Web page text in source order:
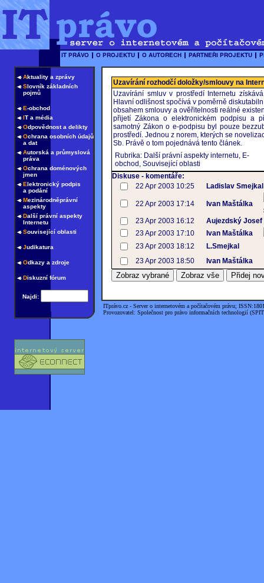
Aktuality a zprávy
Slovník základních
pojmů
E-obchod
IT a média
Odpovědnost a delikty
Ochrana osobních údajů
a dat
Autorská a průmyslová
práva
Ochrana doménových
jmen
Elektronický podpis
a podání
Mezinárodněprávní
aspekty
Další právní aspekty
Internetu
Související oblasti
Judikatura
Odkazy a zdroje
Diskuzní fórum
Najdi:
Uzavírání rozhodčí doložky/smlouvy na
Uzavírání smluv v prostředí Internetu
Hlavní odlišnost spočívá v poměrně
obsahem smlouvy a ověřitelnosti reálné
přijetí Zákona o elektronickém podpisu a
samotný Zákon o e-podpisu byl pouze
prostředí. Jednou z norem, kterých se
Sb. Právě o tom pojednává tento článek.
Rubrika: Další právní aspekty internetu, E-
obchod, Související oblasti
Diskuse - komentáře:
22 Apr 2003 10:25
Ladislav Smejkal
22 Apr 2003 17:14 Ivan Maštálka
23 Apr 2003 16:12
Aujezdský Josef
23 Apr 2003 17:10
Ivan Maštálka
23 Apr 2003 18:12
L.Smejkal
23 Apr 2003 18:50
Ivan Maštálka
ITprávo.cz - Server o internetovém a počítačovém právu;
Provozovatel: Společnost pro právo informačních technologií